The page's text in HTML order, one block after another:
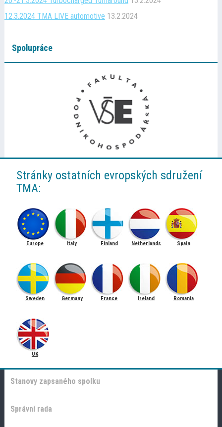
12.3.2024 TMA LIVE automotive 13.2.2024
Spolupráce
Stránky ostatních evropských sdružení
TMA:
Europe Italy Finland Netherlands Spain
Sweden Germany France Ireland Romania
UK
Stanovy zapsaného spolku
Správní rada